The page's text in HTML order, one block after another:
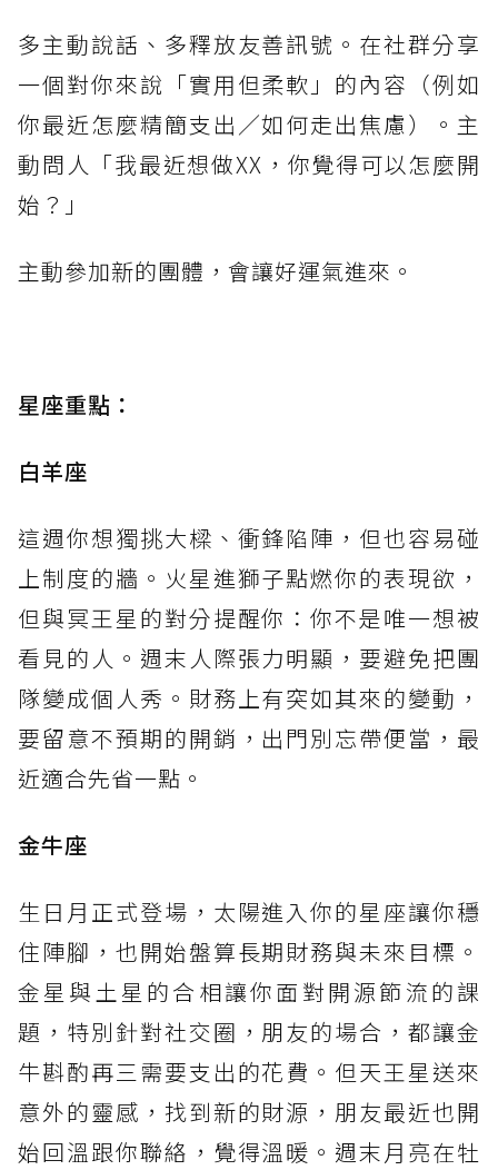
多主動說話、多釋放友善訊號。在社群分享
一個對你來說「實用但柔軟」的內容（例如
你最近怎麼精簡支出／如何走出焦慮）。主
動問人「我最近想做XX，你覺得可以怎麼開
始？」
主動參加新的團體，會讓好運氣進來。
星座重點：
白羊座
這週你想獨挑大樑、衝鋒陷陣，但也容易碰
上制度的牆。火星進獅子點燃你的表現欲，
但與冥王星的對分提醒你：你不是唯一想被
看見的人。週末人際張力明顯，要避免把團
隊變成個人秀。財務上有突如其來的變動，
要留意不預期的開銷，出門別忘帶便當，最
近適合先省一點。
金牛座
生日月正式登場，太陽進入你的星座讓你穩
住陣腳，也開始盤算長期財務與未來目標。
金星與土星的合相讓你面對開源節流的課
題，特別針對社交圈，朋友的場合，都讓金
牛斟酌再三需要支出的花費。但天王星送來
意外的靈感，找到新的財源，朋友最近也開
始回溫跟你聯絡，覺得溫暖。週末月亮在牡